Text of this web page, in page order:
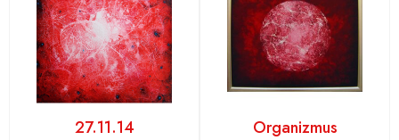
27.11.14 Organizmus